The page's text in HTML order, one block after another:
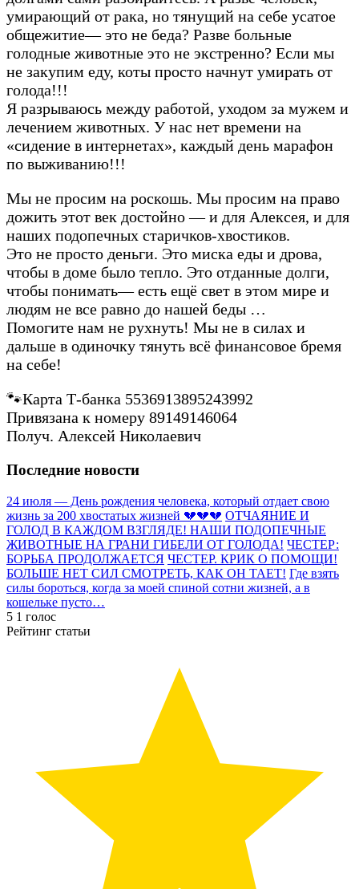
умирающий от рака, но тянущий на себе усатое
общежитие— это не беда? Разве больные
голодные животные это не экстренно? Если мы
не закупим еду, коты просто начнут умирать от
голода!!!
Я разрываюсь между работой, уходом за мужем и
лечением животных. У нас нет времени на
«сидение в интернетах», каждый день марафон
по выживанию!!!
Мы не просим на роскошь. Мы просим на право
дожить этот век достойно — и для Алексея, и для
наших подопечных старичков-хвостиков.
Это не просто деньги. Это миска еды и дрова,
чтобы в доме было тепло. Это отданные долги,
чтобы понимать— есть ещё свет в этом мире и
людям не все равно до нашей беды …
Помогите нам не рухнуть! Мы не в силах и
дальше в одиночку тянуть всё финансовое бремя
на себе!
🐾Карта Т-банка 5536913895243992
Привязана к номеру 89149146064
Получ. Алексей Николаевич
Последние новости
24 июля — День рождения человека, который отдает свою
жизнь за 200 хвостатых жизней 💔💔💔 ОТЧАЯНИЕ И
ГОЛОД В КАЖДОМ ВЗГЛЯДЕ! НАШИ ПОДОПЕЧНЫЕ
ЖИВОТНЫЕ НА ГРАНИ ГИБЕЛИ ОТ ГОЛОДА! ЧЕСТЕР:
БОРЬБА ПРОДОЛЖАЕТСЯ ЧЕСТЕР. КРИК О ПОМОЩИ!
БОЛЬШЕ НЕТ СИЛ СМОТРЕТЬ, КАК ОН ТАЕТ! Где взять
силы бороться, когда за моей спиной сотни жизней, а в
кошельке пусто…
5 1 голос
Рейтинг статьи